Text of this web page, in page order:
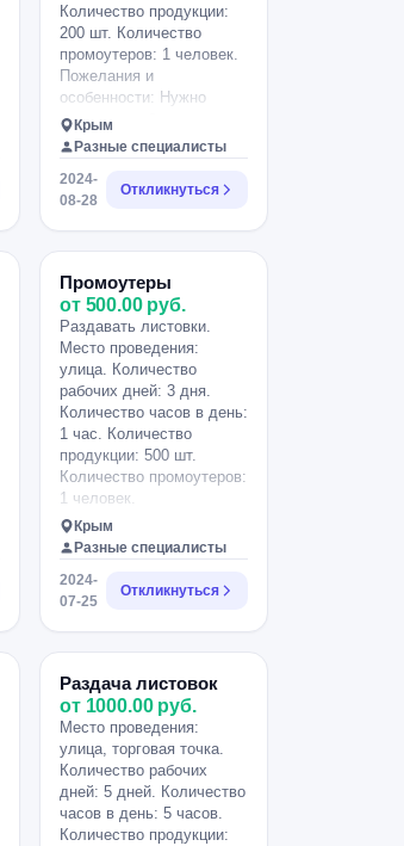
Количество продукции:
200 шт. Количество
промоутеров: 1 человек.
Пожелания и
особенности: Нужно
расклеить объявления
возле подъездов в 3
районах - Казачка,
Нахимовский (возле
школы Невского),
Античный проспект. В
идеале сделать это
Крым
Разные специалисты
2024-
08-28
Откликнуться
Промоутеры
от 500.00 руб.
Раздавать листовки.
Место проведения:
улица. Количество
рабочих дней: 3 дня.
Количество часов в день:
1 час. Количество
продукции: 500 шт.
Количество промоутеров:
1 человек.
Крым
Разные специалисты
2024-
07-25
Откликнуться
Раздача листовок
от 1000.00 руб.
Место проведения:
улица, торговая точка.
Количество рабочих
дней: 5 дней. Количество
часов в день: 5 часов.
Количество продукции: